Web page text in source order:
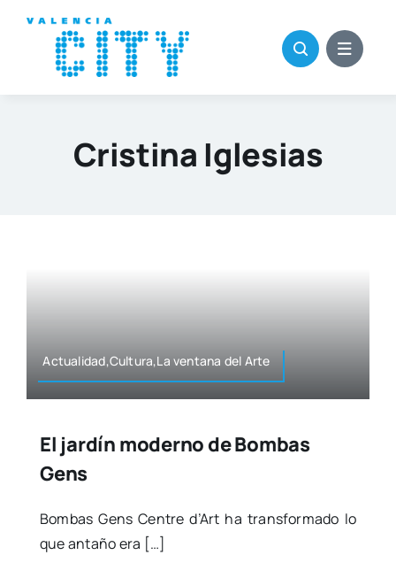
contenido
Cristina Iglesias
Actualidad,Cultura,La ven­ta­na del Arte
El jardín moderno de Bombas
Gens
Bom­bas Gens Cen­tre d’Art ha trans­for­ma­do lo
que anta­ño era […]